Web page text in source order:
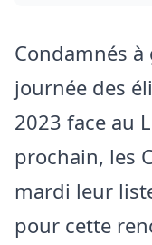
Condamnés
journée des
2023 face au
prochain, les
mardi leur
pour cette